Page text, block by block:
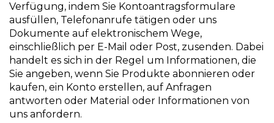
Verfügung, indem Sie Kontoantragsformulare
ausfüllen, Telefonanrufe tätigen oder uns
Dokumente auf elektronischem Wege,
einschließlich per E-Mail oder Post, zusenden. Dabei
handelt es sich in der Regel um Informationen, die
Sie angeben, wenn Sie Produkte abonnieren oder
kaufen, ein Konto erstellen, auf Anfragen
antworten oder Material oder Informationen von
uns anfordern.